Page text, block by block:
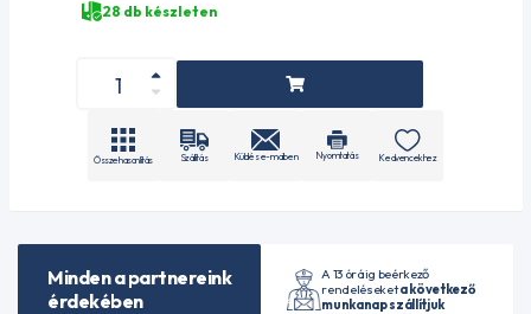
28 db készleten
Összehasonlítás Szállítás Küldés e-mailben Nyomtatás Kedvencekhez
Minden a partnereink
érdekében
A 13 óráig beérkező
rendeléseketa következő
munkanap szállítjuk